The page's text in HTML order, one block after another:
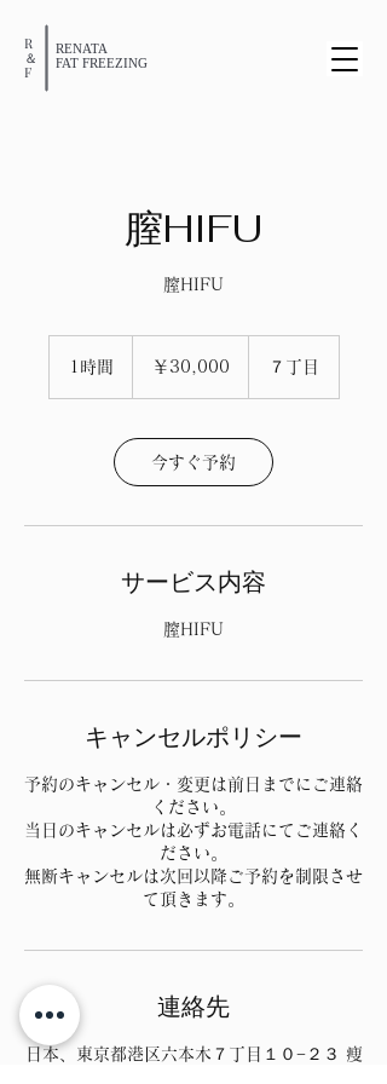
RENATA
​FAT FREEZING
R
​＆
​F
膣HIFU
膣HIFU
1時間 ￥30,000 ７丁目
今すぐ予約
サービス内容
膣HIFU
キャンセルポリシー
予約のキャンセル・変更は前日までにご連絡
ください。
当日のキャンセルは必ずお電話にてご連絡く
ださい。
無断キャンセルは次回以降ご予約を制限させ
て頂きます。
連絡先
日本、東京都港区六本木７丁目１０−２３ 痩